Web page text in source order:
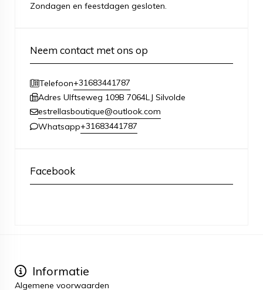
Zondagen en feestdagen gesloten.
Neem contact met ons op
Telefoon+31683441787
Adres Ulftseweg 109B 7064LJ Silvolde
estrellasboutique@outlook.com
Whatsapp+31683441787
Facebook
Informatie
Algemene voorwaarden